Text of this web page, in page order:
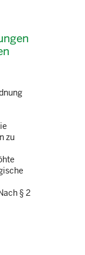
zu
§ 2